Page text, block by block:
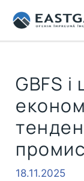
Перейти
GBFS
18.11.2025